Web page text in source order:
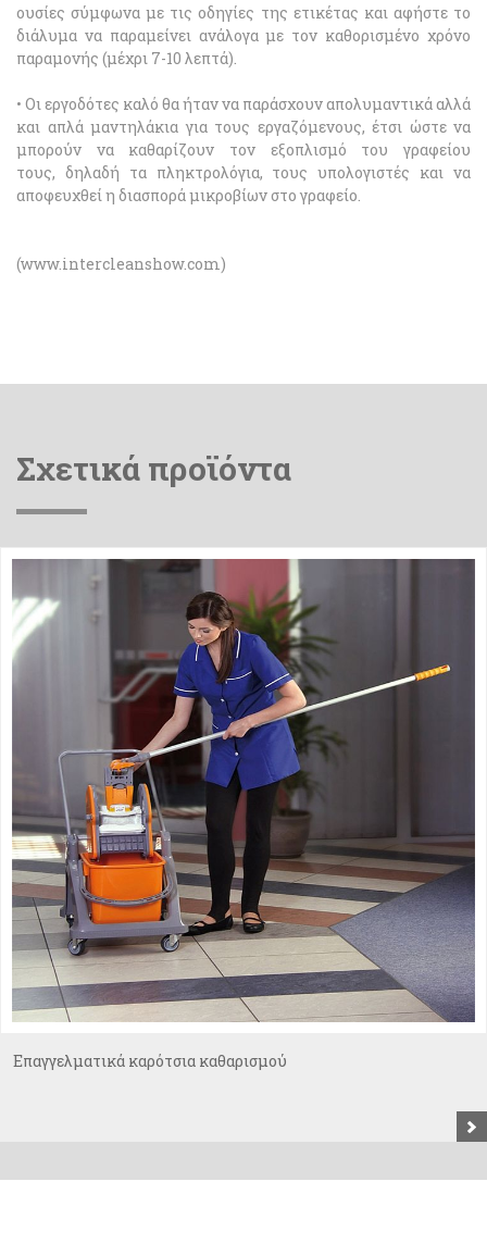
ουσίες σύμφωνα με τις οδηγίες της ετικέτας και αφήστε το
διάλυμα να παραμείνει ανάλογα με τον καθορισμένο χρόνο
παραμονής (μέχρι 7-10 λεπτά).
• Οι εργοδότες καλό θα ήταν να παράσχουν απολυμαντικά αλλά
και απλά μαντηλάκια για τους εργαζόμενους, έτσι ώστε να
μπορούν να καθαρίζουν τον εξοπλισμό του γραφείου
τους, δηλαδή τα πληκτρολόγια, τους υπολογιστές και να
αποφευχθεί η διασπορά μικροβίων στο γραφείο.
(www.intercleanshow.com)
Σχετικά προϊόντα
Επαγγελματικά καρότσια καθαρισμού